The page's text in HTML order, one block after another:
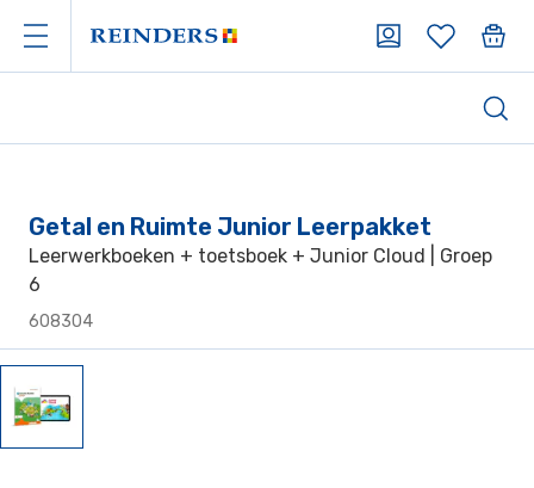
Getal en Ruimte Junior Leerpakket
Leerwerkboeken + toetsboek + Junior Cloud | Groep
6
608304